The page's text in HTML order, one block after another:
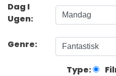
Dag I
Ugen:
Genre:
Type: